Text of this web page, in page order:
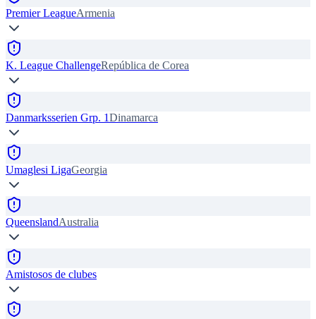
Premier LeagueArmenia
K. League ChallengeRepública de Corea
Danmarksserien Grp. 1Dinamarca
Umaglesi LigaGeorgia
QueenslandAustralia
Amistosos de clubes